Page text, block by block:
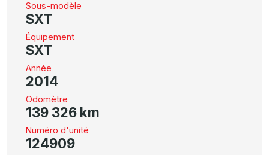
Sous-modèle
SXT
Équipement
SXT
Année
2014
Odomètre
139 326 km
Numéro d'unité
124909